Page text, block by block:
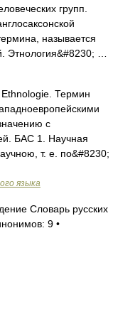
групп.
называется
Этнология&#8230; …
Термин
с
БАС 1. Научная
т. е. по&#8230;
языка
Словарь русских
9 •